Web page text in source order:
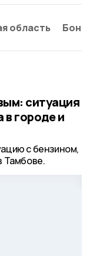
область
ситуация
в городе и
с бензином,
Тамбове.